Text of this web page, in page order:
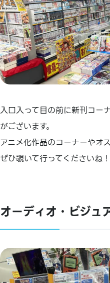
入口入って目の前に新刊コー
がございます。
アニメ化作品のコーナーやオ
ぜひ覗いて行ってくださいね！
オーディオ・ビジュ